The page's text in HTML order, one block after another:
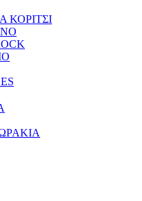
ΚΟΡΙΤΣΙ